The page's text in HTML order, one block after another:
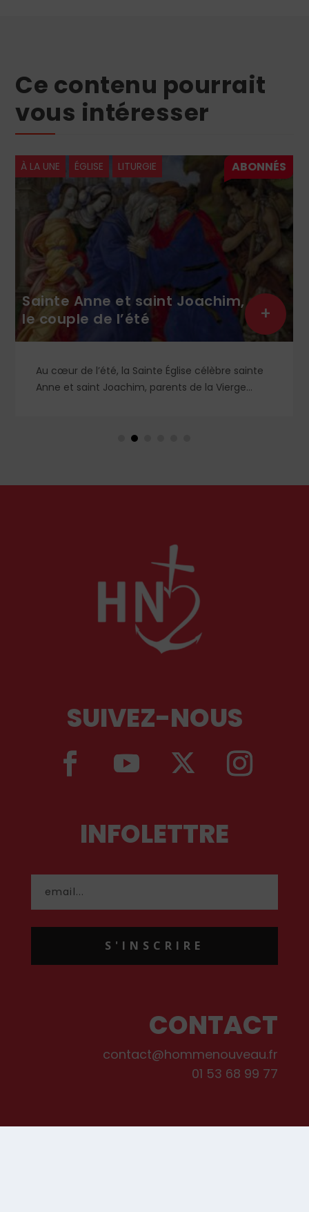
Ce contenu pourrait
vous intéresser
À LA UNE ÉGLISE LITURGIE
Sainte Anne et saint Joachim,
le couple de l’été
Au cœur de l’été, la Sainte Église célèbre sainte
Anne et saint Joachim, parents de la Vierge
en Orient qu’en Occident, célèbre par sa piété
+
SUIVEZ-NOUS
INFOLETTRE
S'INSCRIRE
CONTACT
contact@hommenouveau.fr
01 53 68 99 77